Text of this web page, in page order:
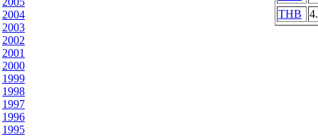
2004
2003
2002
2001
2000
1999
1998
1997
1996
1995
THB